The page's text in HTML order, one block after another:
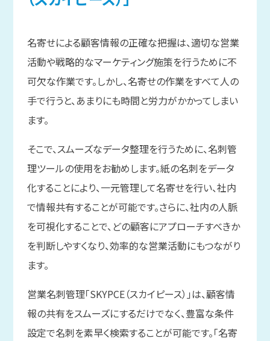
名寄せによる顧客情報の正確な把握は、適切な営業
活動や戦略的なマーケティング施策を行うために不
可欠な作業です。しかし、名寄せの作業をすべて人の
手で行うと、あまりにも時間と労力がかかってしまい
ます。
そこで、スムーズなデータ整理を行うために、名刺管
理ツールの使用をお勧めします。紙の名刺をデータ
化することにより、一元管理して名寄せを行い、社内
で情報共有することが可能です。さらに、社内の人脈
を可視化することで、どの顧客にアプローチすべきか
を判断しやすくなり、効率的な営業活動にもつながり
ます。
営業名刺管理「SKYPCE（スカイピース）」は、顧客情
報の共有をスムーズにするだけでなく、豊富な条件
設定で名刺を素早く検索することが可能です。「名寄